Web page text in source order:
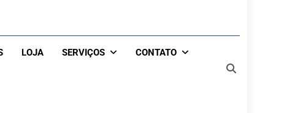
LOJA SERVIÇOS CONTATO